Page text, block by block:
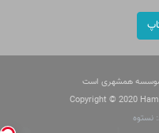
موسسه همشهری است
Copyright © 2020
نستوه